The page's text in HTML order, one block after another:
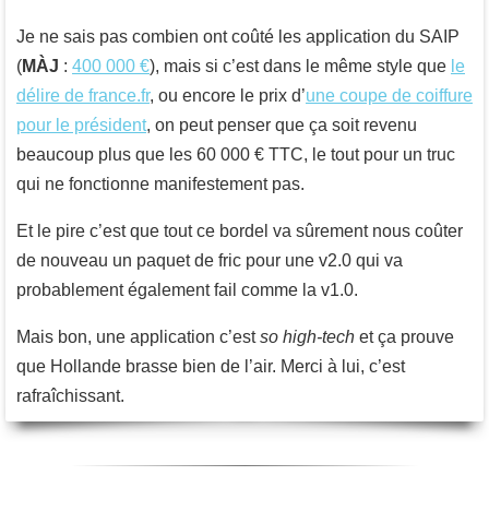
Je ne sais pas combien ont coûté les application du SAIP
(MÀJ : 400 000 €), mais si c’est dans le même style que le
délire de france.fr, ou encore le prix d’une coupe de coiffure
pour le président, on peut penser que ça soit revenu
beaucoup plus que les 60 000 € TTC, le tout pour un truc
qui ne fonctionne manifestement pas.
Et le pire c’est que tout ce bordel va sûrement nous coûter
de nouveau un paquet de fric pour une v2.0 qui va
probablement également fail comme la v1.0.
Mais bon, une application c’estso high-tech et ça prouve
que Hollande brasse bien de l’air. Merci à lui, c’est
rafraîchissant.